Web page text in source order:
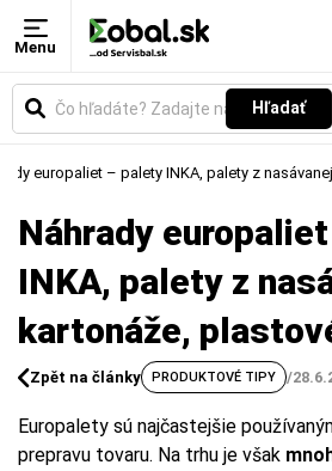
Menu
Hľadať
europaliet – palety INKA, palety z
Náhrady
INKA, palety z
kartonáže,
Zpět na články PRODUKTOVÉ TIPY /
Europalety sú najčastejšie
prepravu tovaru. Na trhu je však